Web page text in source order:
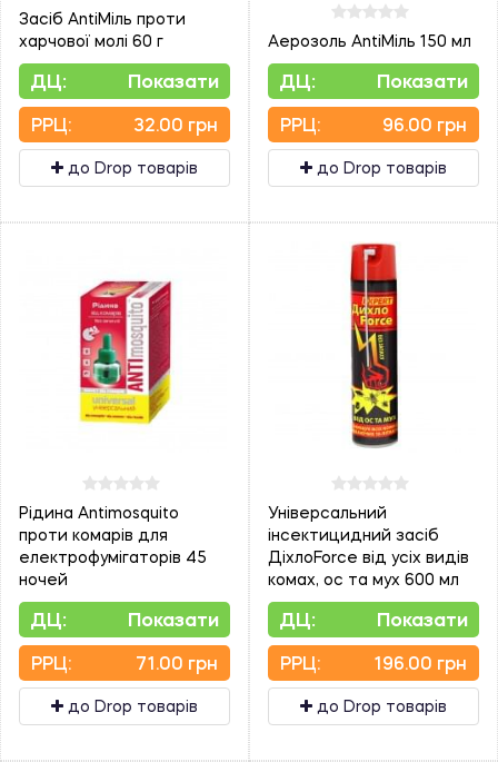
Засіб AntiМіль проти
харчової молі 60 г
ДЦ: Показати
PPЦ: 32.00 грн
до Drop товарів
Аерозоль AntiМіль 150 мл
ДЦ: Показати
PPЦ: 96.00 грн
до Drop товарів
Рідина Antimosquito
проти комарів для
електрофумігаторів 45
ночей
ДЦ: Показати
PPЦ: 71.00 грн
до Drop товарів
Універсальний
інсектицидний засіб
ДіхлоForce від усіх видів
комах, ос та мух 600 мл
ДЦ: Показати
PPЦ: 196.00 грн
до Drop товарів